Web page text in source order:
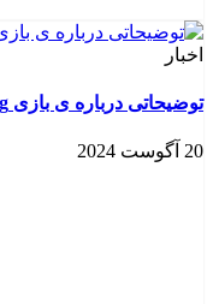
اخبار
توضیحاتی درباره ی بازی Black Myth: Wukong
20 آگوست 2024